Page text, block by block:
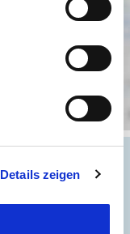
Details zeigen